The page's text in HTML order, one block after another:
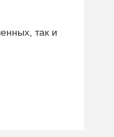
так и